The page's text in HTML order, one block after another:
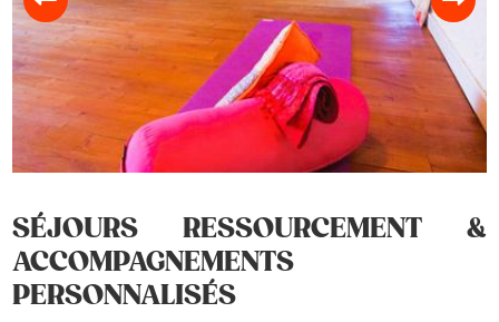
SÉJOURS RESSOURCEMENT &
ACCOMPAGNEMENTS
PERSONNALISÉS